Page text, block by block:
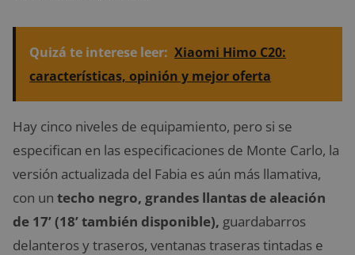
Quizá te interese leer: Xiaomi Himo C20:
características, opinión y mejor oferta
Hay cinco niveles de equipamiento, pero si se
especifican en las especificaciones de Monte Carlo, la
versión actualizada del Fabia es aún más llamativa,
con un techo negro, grandes llantas de aleación
de 17’ (18’ también disponible), guardabarros
delanteros y traseros, ventanas traseras tintadas e